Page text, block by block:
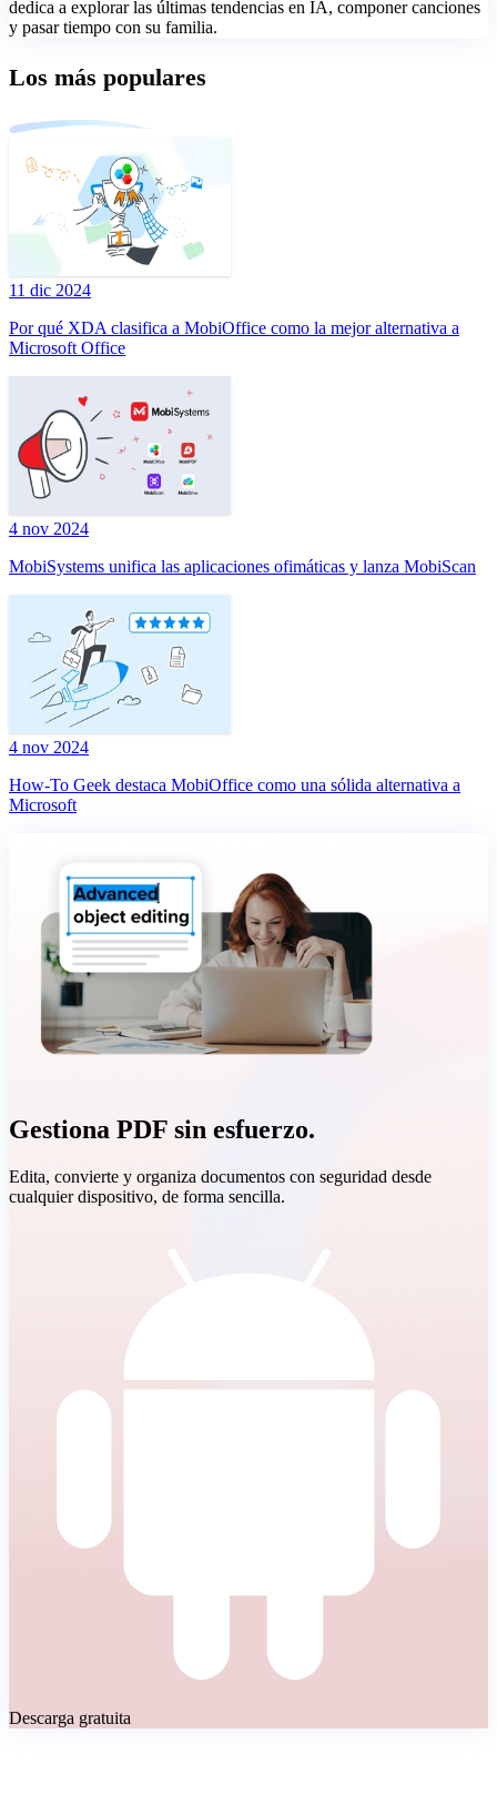
dedica a explorar las últimas tendencias en IA, componer canciones
y pasar tiempo con su familia.
Los más populares
11 dic 2024
Por qué XDA clasifica a MobiOffice como la mejor alternativa a
Microsoft Office
4 nov 2024
MobiSystems unifica las aplicaciones ofimáticas y lanza MobiScan
4 nov 2024
How-To Geek destaca MobiOffice como una sólida alternativa a
Microsoft
Gestiona PDF sin esfuerzo.
Edita, convierte y organiza documentos con seguridad desde
cualquier dispositivo, de forma sencilla.
Descarga gratuita